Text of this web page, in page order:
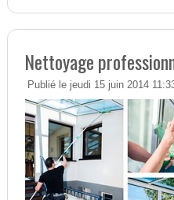
Nettoyage
Publié le jeudi 15 juin 2014